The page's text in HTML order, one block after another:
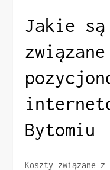
Jakie
Bytomiu
Koszty związane z